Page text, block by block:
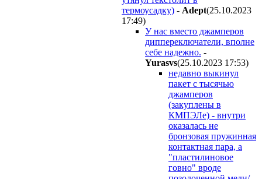
термоусадку) - Adept(25.10.2023
17:49)
У нас вместо джамперов
диппереключатели, вполне
себе надежно. -
Yurasvs(25.10.2023 17:53)
недавно выкинул
пакет с тысячью
джамперов
(закуплены в
КМПЭЛе) - внутри
оказалась не
бронзовая пружинная
контактная пара, а
"пластилиновое
говно" вроде